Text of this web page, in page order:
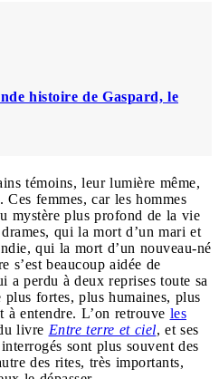
histoire de Gaspard, le
témoins, leur lumière même,
femmes, car les hommes
mystère plus profond de la vie
qui la mort d’un mari et
qui la mort d’un nouveau-né
s’est beaucoup aidée de
a perdu à deux reprises toute sa
fortes, plus humaines, plus
à entendre. L’on retrouve les
livre Entre terre et ciel, et ses
sont plus souvent des
des rites, très importants,